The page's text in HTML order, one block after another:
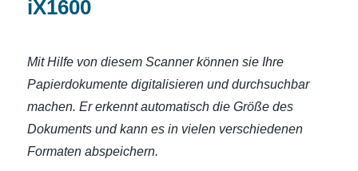
iX1600
Mit Hilfe von diesem Scanner können sie Ihre
Papierdokumente digitalisieren und durchsuchbar
machen.Er erkennt automatisch die Größe des
Dokuments und kannes in vielen verschiedenen
Formaten abspeichern.